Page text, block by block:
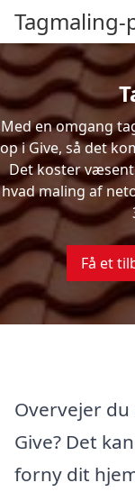
Tagmaling-
Med en omgang
op i Give, så det
Det koster
hvad maling af
Få et
Overvejer
Give? Det
forny dit